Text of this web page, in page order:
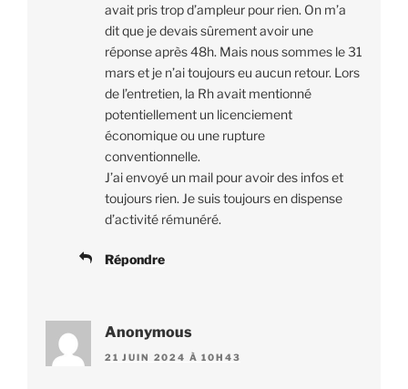
avait pris trop d’ampleur pour rien. On m’a
dit que je devais sûrement avoir une
réponse après 48h. Mais nous sommes le 31
mars et je n’ai toujours eu aucun retour. Lors
de l’entretien, la Rh avait mentionné
potentiellement un licenciement
économique ou une rupture
conventionnelle.
J’ai envoyé un mail pour avoir des infos et
toujours rien. Je suis toujours en dispense
d’activité rémunéré.
Répondre
Anonymous
21 JUIN 2024 À 10H43